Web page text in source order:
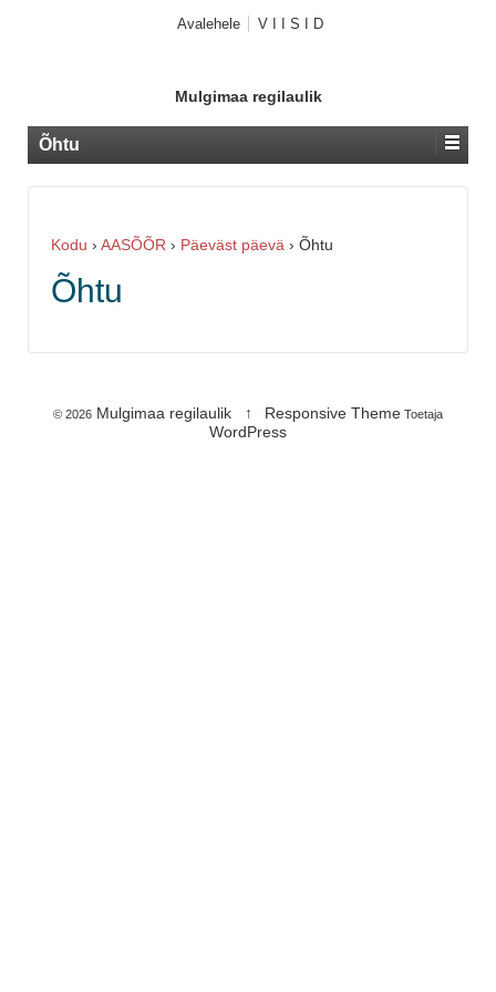
Avalehele V I I S I D
Mulgimaa regilaulik
Õhtu
Kodu › AASÕÕR › Päeväst päevä › Õhtu
Õhtu
© 2026Mulgimaa regilaulik ↑ Responsive Theme Toetaja
WordPress